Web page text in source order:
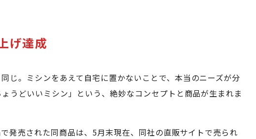
げ達成
じ。ミシンをあえて自宅に置かないことで、本当のニーズが分
うどいいミシン」という、絶妙なコンセプトと商品が生まれま
発売された同商品は、5月末現在、同社の直販サイトで売られ